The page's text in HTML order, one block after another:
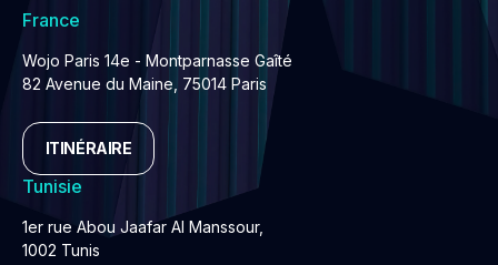
France
Wojo Paris 14e - Montparnasse Gaîté
82 Avenue du Maine, 75014 Paris
ITINÉRAIRE
Tunisie
1er rue Abou Jaafar Al Manssour,
1002 Tunis